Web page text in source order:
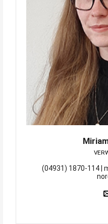
(04931) 1870-114 |